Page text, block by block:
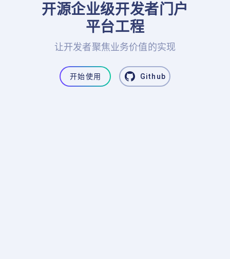
开源企业级开发者门户
平台工程
让开发者聚焦业务价值的实现
开始使用 Github